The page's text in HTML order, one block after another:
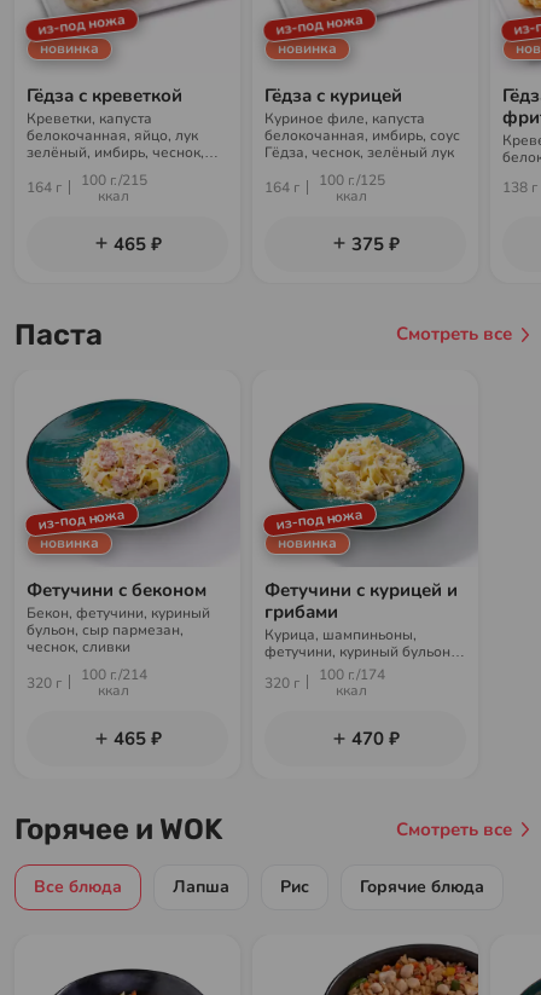
из-под ножа
новинка
Гёдза с креветкой
Креветки, капуста
белокочанная, яйцо, лук
зелёный, имбирь, чеснок,
164 г
100 г./215
ккал
465 ₽
из-под ножа
новинка
Гёдза с курицей
Куриное филе, капуста
белокочанная, имбирь, соус
Гёдза, чеснок, зелёный лук
164 г
100 г./125
ккал
375 ₽
из-
138 г
Паста Смотреть все
из-под ножа
новинка
Фетучини с беконом
Бекон, фетучини, куриный
бульон, сыр пармезан,
чеснок, сливки
320 г
100 г./214
ккал
465 ₽
из-под ножа
новинка
Фетучини с курицей и
грибами
Курица, шампиньоны,
фетучини, куриный бульон,
сыр пармезан, чеснок,
сливки
320 г
100 г./174
ккал
470 ₽
Горячее и WOK Смотреть все
Все блюда Лапша Рис Горячие блюда